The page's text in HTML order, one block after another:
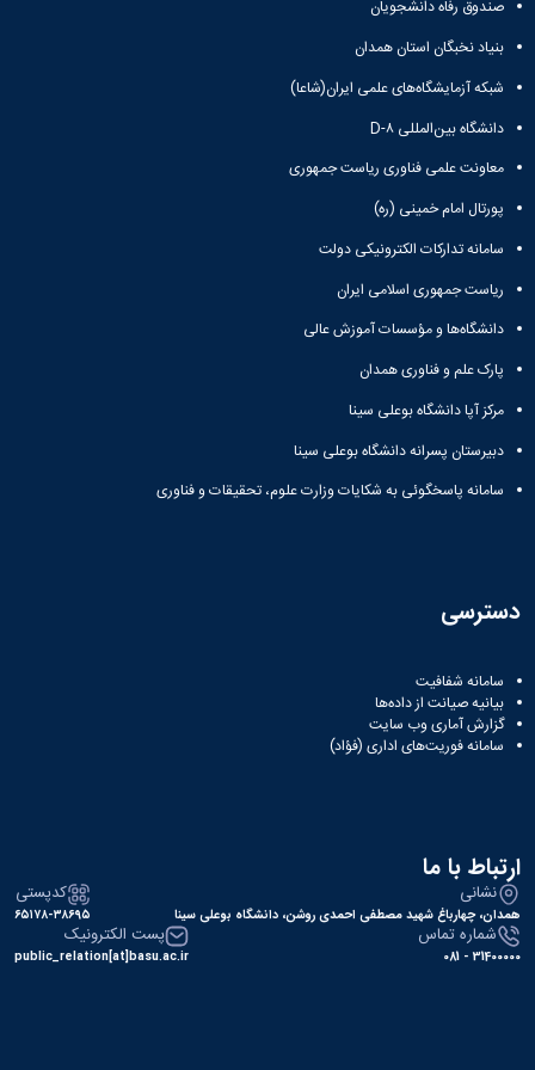
نشریات
فصلنامه
معاونت
پژوهش
فناوری
نشریه
مطالعات
فرهنگی
فهرست
نشریات
علمی
معتبر
صندوق رفاه دانشجویان
بنیاد نخبگان استان همدان
شبکه آزمایشگاه‌های علمی ایران(شاعا)
دانشگاه بین‌المللی D-۸
معاونت علمی فناوری ریاست جمهوری
پورتال امام خمینی (ره)
سامانه تدارکات الکترونیکی دولت
ریاست جمهوری اسلامی ایران
دانشگاه‌ها و مؤسسات آموزش عالی
پارک علم و فناوری همدان
مرکز آپا دانشگاه بوعلی سینا
دبیرستان پسرانه دانشگاه بوعلی سینا
سامانه پاسخگوئی به شکایات وزارت علوم، تحقیقات و فناوری
دسترسی
سامانه شفافیت
بیانیه صیانت از داده‌ها
گزارش آماری وب‌ سایت
سامانه فوریت‌های اداری (فؤاد)
ارتباط با ما
نشانی
همدان، چهارباغ شهید مصطفی احمدی روشن، دانشگاه بوعلی سینا
کدپستی
۶۵۱۷۸-۳۸۶۹۵
شماره تماس
31400000 - 081
پست الکترونیک
public_relation[at]basu.ac.ir